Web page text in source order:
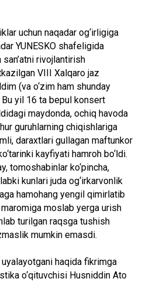
uchun naqadar og‘irligiga
YUNESKO shafeligida
rivojlantirish
VIII Xalqaro jaz
(va o‘zim ham shunday
yil 16 ta bepul konsert
maydonda, ochiq havoda
guruhlarning chiqishlariga
daraxtlari gullagan maftunkor
kayfiyati hamroh bo‘ldi.
tomoshabinlar ko‘pincha,
kunlari juda og‘irkarvonlik
hamohang yengil qimirlatib
moslab yerga urish
turilgan raqsga tushish
mumkin emasdi.
haqida fikrimga
o‘qituvchisi Husniddin Ato